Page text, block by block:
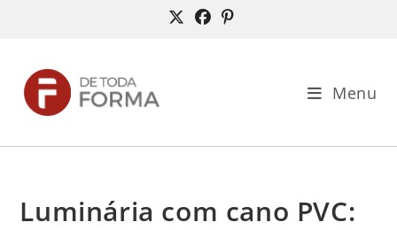
conteúdo
Menu
Luminária com cano PVC: